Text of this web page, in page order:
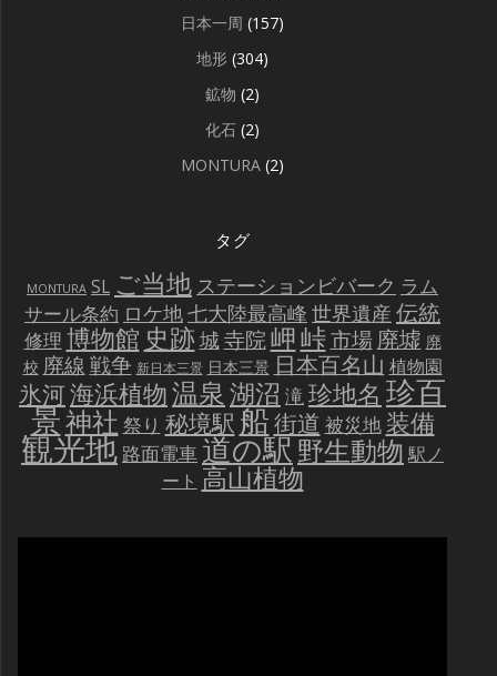
日本一周 (157)
地形 (304)
鉱物 (2)
化石 (2)
MONTURA (2)
タグ
MONTURA SL ご当地 ステーションビバーク ラム
サール条約 ロケ地七大陸最高峰 世界遺産 伝統
修理 博物館 史跡城寺院岬峠市場 廃墟 廃
校 廃線戦争 新日本三景 日本三景 日本百名山 植物園
氷河海浜植物温泉湖沼 滝珍地名 珍百
景神社 祭り 秘境駅船街道 被災地 装備
観光地 路面電車道の駅野生動物 駅ノ
ート 高山植物